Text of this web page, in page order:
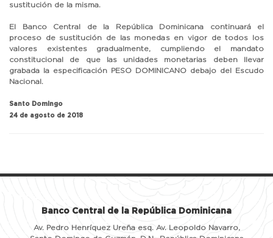
sustitución de la misma.
El Banco Central de la República Dominicana continuará el
proceso de sustitución de las monedas en vigor de todos los
valores existentes gradualmente, cumpliendo el mandato
constitucional de que las unidades monetarias deben llevar
grabada la especificación PESO DOMINICANO debajo del Escudo
Nacional.
Santo Domingo
24 de agosto de 2018
Banco Central de la República Dominicana
Av. Pedro Henríquez Ureña esq. Av. Leopoldo Navarro,